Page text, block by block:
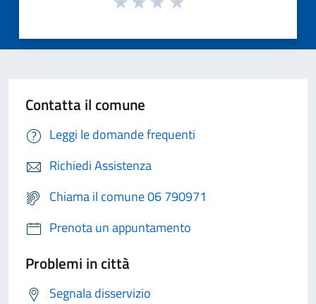
Contatta il comune
Leggi le domande frequenti
Richiedi Assistenza
Chiama il comune 06 790971
Prenota un appuntamento
Problemi in città
Segnala disservizio